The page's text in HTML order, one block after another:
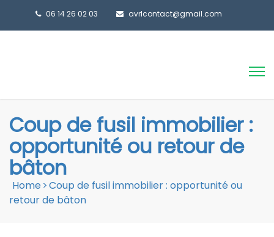
06 14 26 02 03 avrlcontact@gmail.com
Coup de fusil immobilier :
opportunité ou retour de
bâton
Home>Coup de fusil immobilier : opportunité ou
retour de bâton